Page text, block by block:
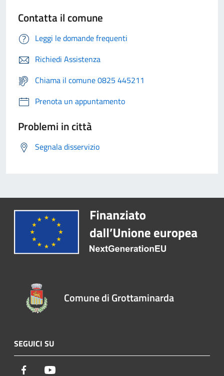
Contatta il comune
Leggi le domande frequenti
Richiedi Assistenza
Chiama il comune 0825 445211
Prenota un appuntamento
Problemi in città
Segnala disservizio
Comune di Grottaminarda
SEGUICI SU
Facebook